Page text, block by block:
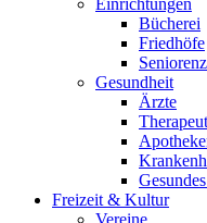
Einrichtungen
Bücherei
Friedhöfe
Gesundheit
Ärzte
Freizeit & Kultur
Vereine